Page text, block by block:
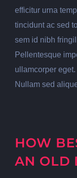
efficitur urna
tincidunt ac sed
sem id nibh
Pellentesque
ullamcorper
Nullam sed
HOW
AN OLD